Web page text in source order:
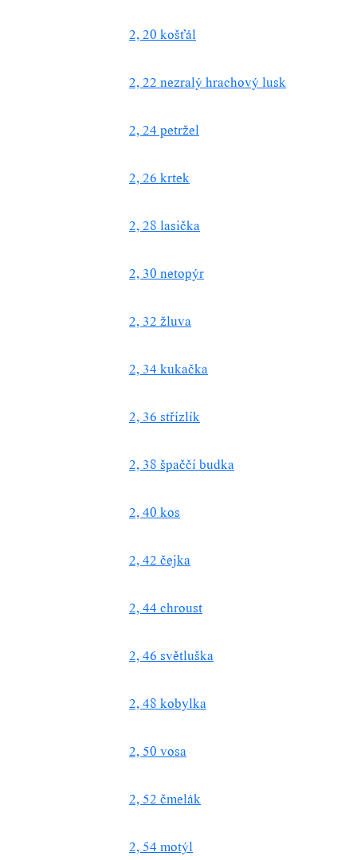
2, 20 košťál
2, 22 nezralý hrachový lusk
2, 24 petržel
2, 26 krtek
2, 28 lasička
2, 30 netopýr
2, 32 žluva
2, 34 kukačka
2, 36 střízlík
2, 38 špaččí budka
2, 40 kos
2, 42 čejka
2, 44 chroust
2, 46 světluška
2, 48 kobylka
2, 50 vosa
2, 52 čmelák
2, 54 motýl